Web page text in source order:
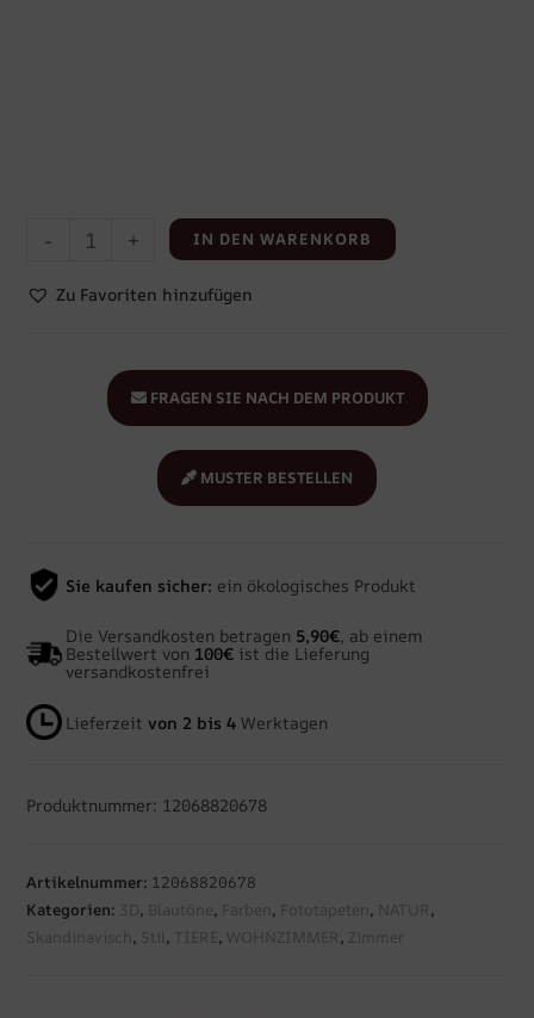
- + IN DEN WARENKORB
Zu Favoriten hinzufügen
MUSTER BESTELLEN
FRAGEN SIE NACH DEM PRODUKT
Sie kaufen sicher: ein ökologisches Produkt
Die Versandkosten betragen 5,90€, ab einem
Bestellwert von 100€ ist die Lieferung
versandkostenfrei
Lieferzeitvon 2 bis 4 Werktagen
Produktnummer: 12068820678
Artikelnummer: 12068820678
Kategorien: 3D , Blautöne, Farben , Fototapeten , NATUR,
Skandinavisch , Stil, TIERE, WOHNZIMMER, Zimmer